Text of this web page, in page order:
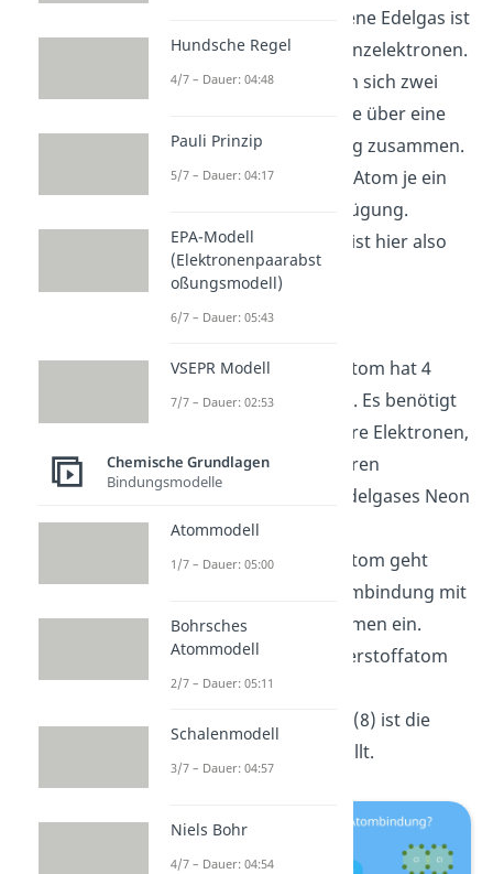
Das nächstgelegene Edelgas ist
Helium mit 2 Valenzelektronen.
Deshalb schließen sich zwei
Wasserstoffatome über eine
kovalente Bindung zusammen.
Dabei stellt jedes Atom je ein
Elektron zur Verfügung.
Die Edelgasregel ist hier also
erfüllt.
Methan(CH
Das Kohlenstoffatom hat 4
Valenzelektronen. Es benötigt
also noch 4 weitere Elektronen,
um die acht äußeren
Elektronen des Edelgases Neon
zu erreichen.
Das Kohlenstoffatom geht
daher je eine Atombindung mit
4 Wasserstoffatomen ein.
Sowohl bei Wasserstoffatom
(2) als auch beim
Kohlenstoffatom (8) ist die
Edelgasregel erfüllt.
Hundsche Regel
4/7 – Dauer: 04:48
Pauli Prinzip
5/7 – Dauer: 04:17
EPA-Modell
(Elektronenpaarabst
oßungsmodell)
6/7 – Dauer: 05:43
VSEPR Modell
7/7 – Dauer: 02:53
Chemische Grundlagen
Bindungsmodelle
Atommodell
1/7 – Dauer: 05:00
Bohrsches
Atommodell
2/7 – Dauer: 05:11
Schalenmodell
3/7 – Dauer: 04:57
Niels Bohr
4/7 – Dauer: 04:54